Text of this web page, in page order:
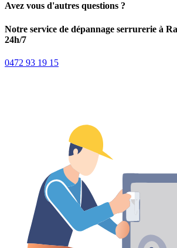
Avez vous d'autres questions ?
Notre service de dépannage serrurerie à
24h/7
0472 93 19 15